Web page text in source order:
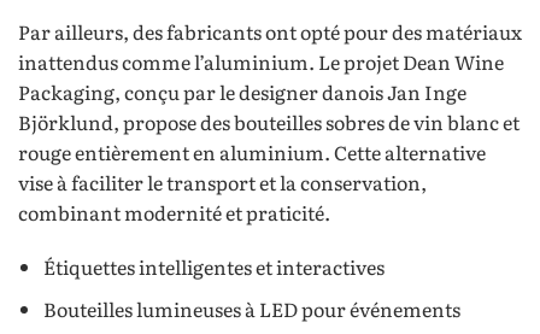
Par ailleurs, des fabricants ont opté pour des matériaux
inattendus comme l’aluminium. Le projet Dean Wine
Packaging, conçu par le designer danois Jan Inge
Björklund, propose des bouteilles sobres de vin blanc et
rouge entièrement en aluminium. Cette alternative
vise à faciliter le transport et la conservation,
combinant modernité et praticité.
Étiquettes intelligentes et interactives
Bouteilles lumineuses à LED pour événements